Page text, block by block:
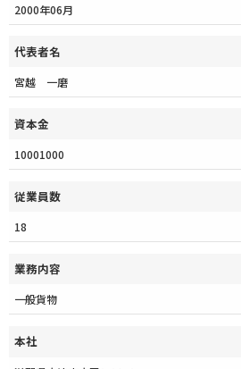
2000年06月
代表者名
宮越 一磨
資本金
10001000
従業員数
18
業務内容
一般貨物
本社